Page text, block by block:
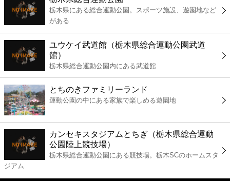
エンタメ
レジャー
書店
ファミレス
カフェ
栃木県にある総合運動公園。スポーツ施設、遊園地など
がある
ユウケイ武道館（栃木県総合運動公園武道
館）
栃木県総合運動公園内にある武道館
とちのきファミリーランド
運動公園の中にある家族で楽しめる遊園地
カンセキスタジアムとちぎ（栃木県総合運動
公園陸上競技場）
栃木県総合運動公園にある競技場。栃木SCのホームスタ
ジアム